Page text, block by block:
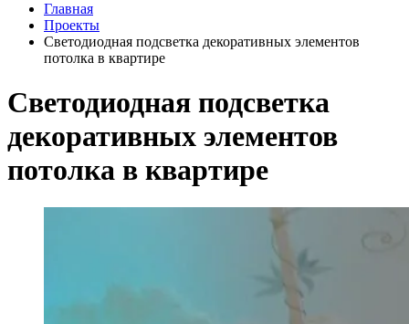
Главная
Проекты
Светодиодная подсветка декоративных элементов
потолка в квартире
Светодиодная подсветка
декоративных элементов
потолка в квартире